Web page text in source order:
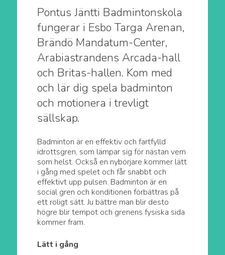
Pontus Jäntti Badmintonskola
fungerar i Esbo Targa Arenan,
Brändö Mandatum-Center,
Arabiastrandens Arcada-hall
och Britas-hallen. Kom med
och lär dig spela badminton
och motionera i trevligt
sällskap.
Badminton är en effektiv och fartfylld
idrottsgren, som lämpar sig för nästan vem
som helst. Också en nybörjare kommer lätt
i gång med spelet och får snabbt och
effektivt upp pulsen. Badminton är en
social gren och konditionen förbättras på
ett roligt sätt. Ju bättre man blir desto
högre blir tempot och grenens fysiska sida
kommer fram.
Lätt i gång